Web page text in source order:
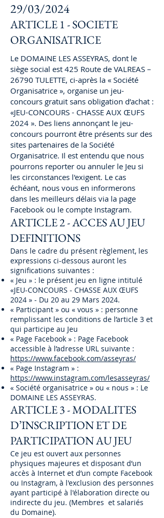
29/03/2024
ARTICLE 1 - SOCIETE
ORGANISATRICE
Le DOMAINE LES ASSEYRAS, dont le
siège social est 425 Route de VALREAS –
26790 TULETTE, ci-après la « Société
Organisatrice », organise un jeu-
concours gratuit sans obligation d’achat :
«JEU-CONCOURS - CHASSE AUX ŒUFS
2024 ». Des liens annonçant le jeu-
concours pourront être présents sur des
sites partenaires de la Société
Organisatrice. Il est entendu que nous
pourrons reporter ou annuler le Jeu si
les circonstances l'exigent. Le cas
échéant, nous vous en informerons
dans les meilleurs délais via la page
Facebook ou le compte Instagram.
ARTICLE 2 - ACCES AU JEU
DEFINITIONS
Dans le cadre du présent règlement, les
expressions ci-dessous auront les
significations suivantes :
« Jeu » : le présent jeu en ligne intitulé
«JEU-CONCOURS - CHASSE AUX ŒUFS
2024 » - Du 20 au 29 Mars 2024.
« Participant » ou « vous » : personne
remplissant les conditions de l’article 3 et
qui participe au Jeu
« Page Facebook » : Page Facebook
accessible à l’adresse URL suivante :
https://www.facebook.com/asseyras/
« Page Instagram » :
https://www.instagram.com/lesasseyras/
« Société organisatrice » ou « nous » : Le
DOMAINE LES ASSEYRAS.
ARTICLE 3 - MODALITES
D’INSCRIPTION ET DE
PARTICIPATION AU JEU
Ce jeu est ouvert aux personnes
physiques majeures et disposant d’un
accès à Internet et d’un compte Facebook
ou Instagram, à l'exclusion des personnes
ayant participé à l'élaboration directe ou
indirecte du jeu. (Membres et salariés
du Domaine).